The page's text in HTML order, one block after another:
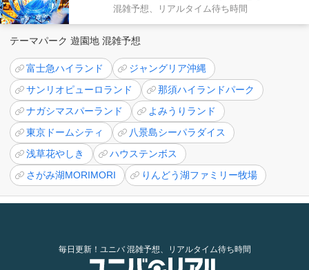
混雑予想、リアルタイム待ち時間
テーマパーク 遊園地 混雑予想
富士急ハイランド
ジャングリア沖縄
サンリオピューロランド
那須ハイランドパーク
ナガシマスパーランド
よみうりランド
東京ドームシティ
八景島シーパラダイス
浅草花やしき
ハウステンボス
さがみ湖MORIMORI
りんどう湖ファミリー牧場
毎日更新！ユニバ 混雑予想、リアルタイム待ち時間